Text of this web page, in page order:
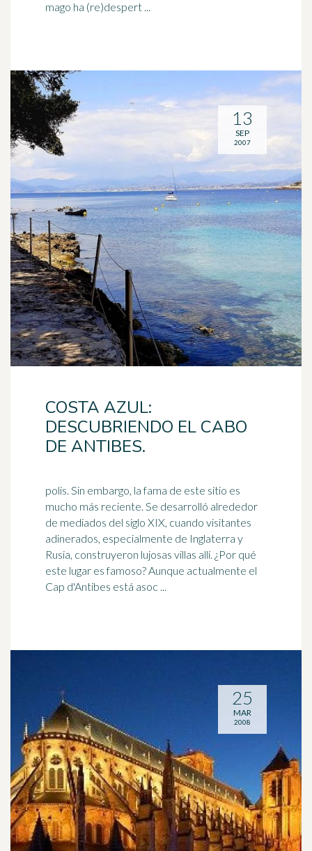
mago ha (re)despert ...
COSTA AZUL:
DESCUBRIENDO EL CABO
DE ANTIBES.
polis. Sin embargo, la fama de este sitio es
mucho más reciente. Se desarrolló alrededor
de mediados del siglo XIX, cuando visitantes
adinerados, especialmente de Inglaterra y
Rusia, construyeron lujosas villas allí. ¿Por qué
este lugar es famoso? Aunque actualmente el
Cap d'Antibes está asoc ...
13
SEP
2007
25
MAR
2008